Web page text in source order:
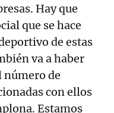
Hay que
que se hace
de estas
va a haber
número de
con ellos
Estamos